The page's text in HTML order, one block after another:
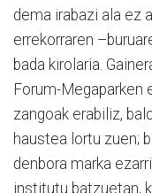
dema irabazi ala ez
errekorraren
bada kirolaria.
Forum-Megaparken
zangoak erabiliz,
haustea lortu zuen;
denbora marka
institutu batzuetan,